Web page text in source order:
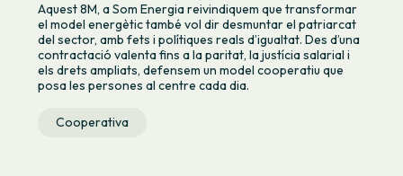
Aquest 8M, a Som Energia reivindiquem que transformar
el model energètic també vol dir desmuntar el patriarcat
del sector, amb fets i polítiques reals d’igualtat. Des d’una
contractació valenta fins a la paritat, la justícia salarial i
els drets ampliats, defensem un model cooperatiu que
posa les persones al centre cada dia.
Cooperativa